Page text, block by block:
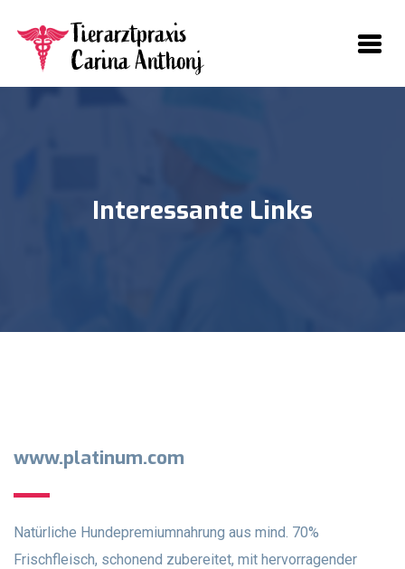
Interessante Links
www.platinum.com
Natürliche Hundepremiumnahrung aus mind. 70%
Frischfleisch, schonend zubereitet, mit hervorragender